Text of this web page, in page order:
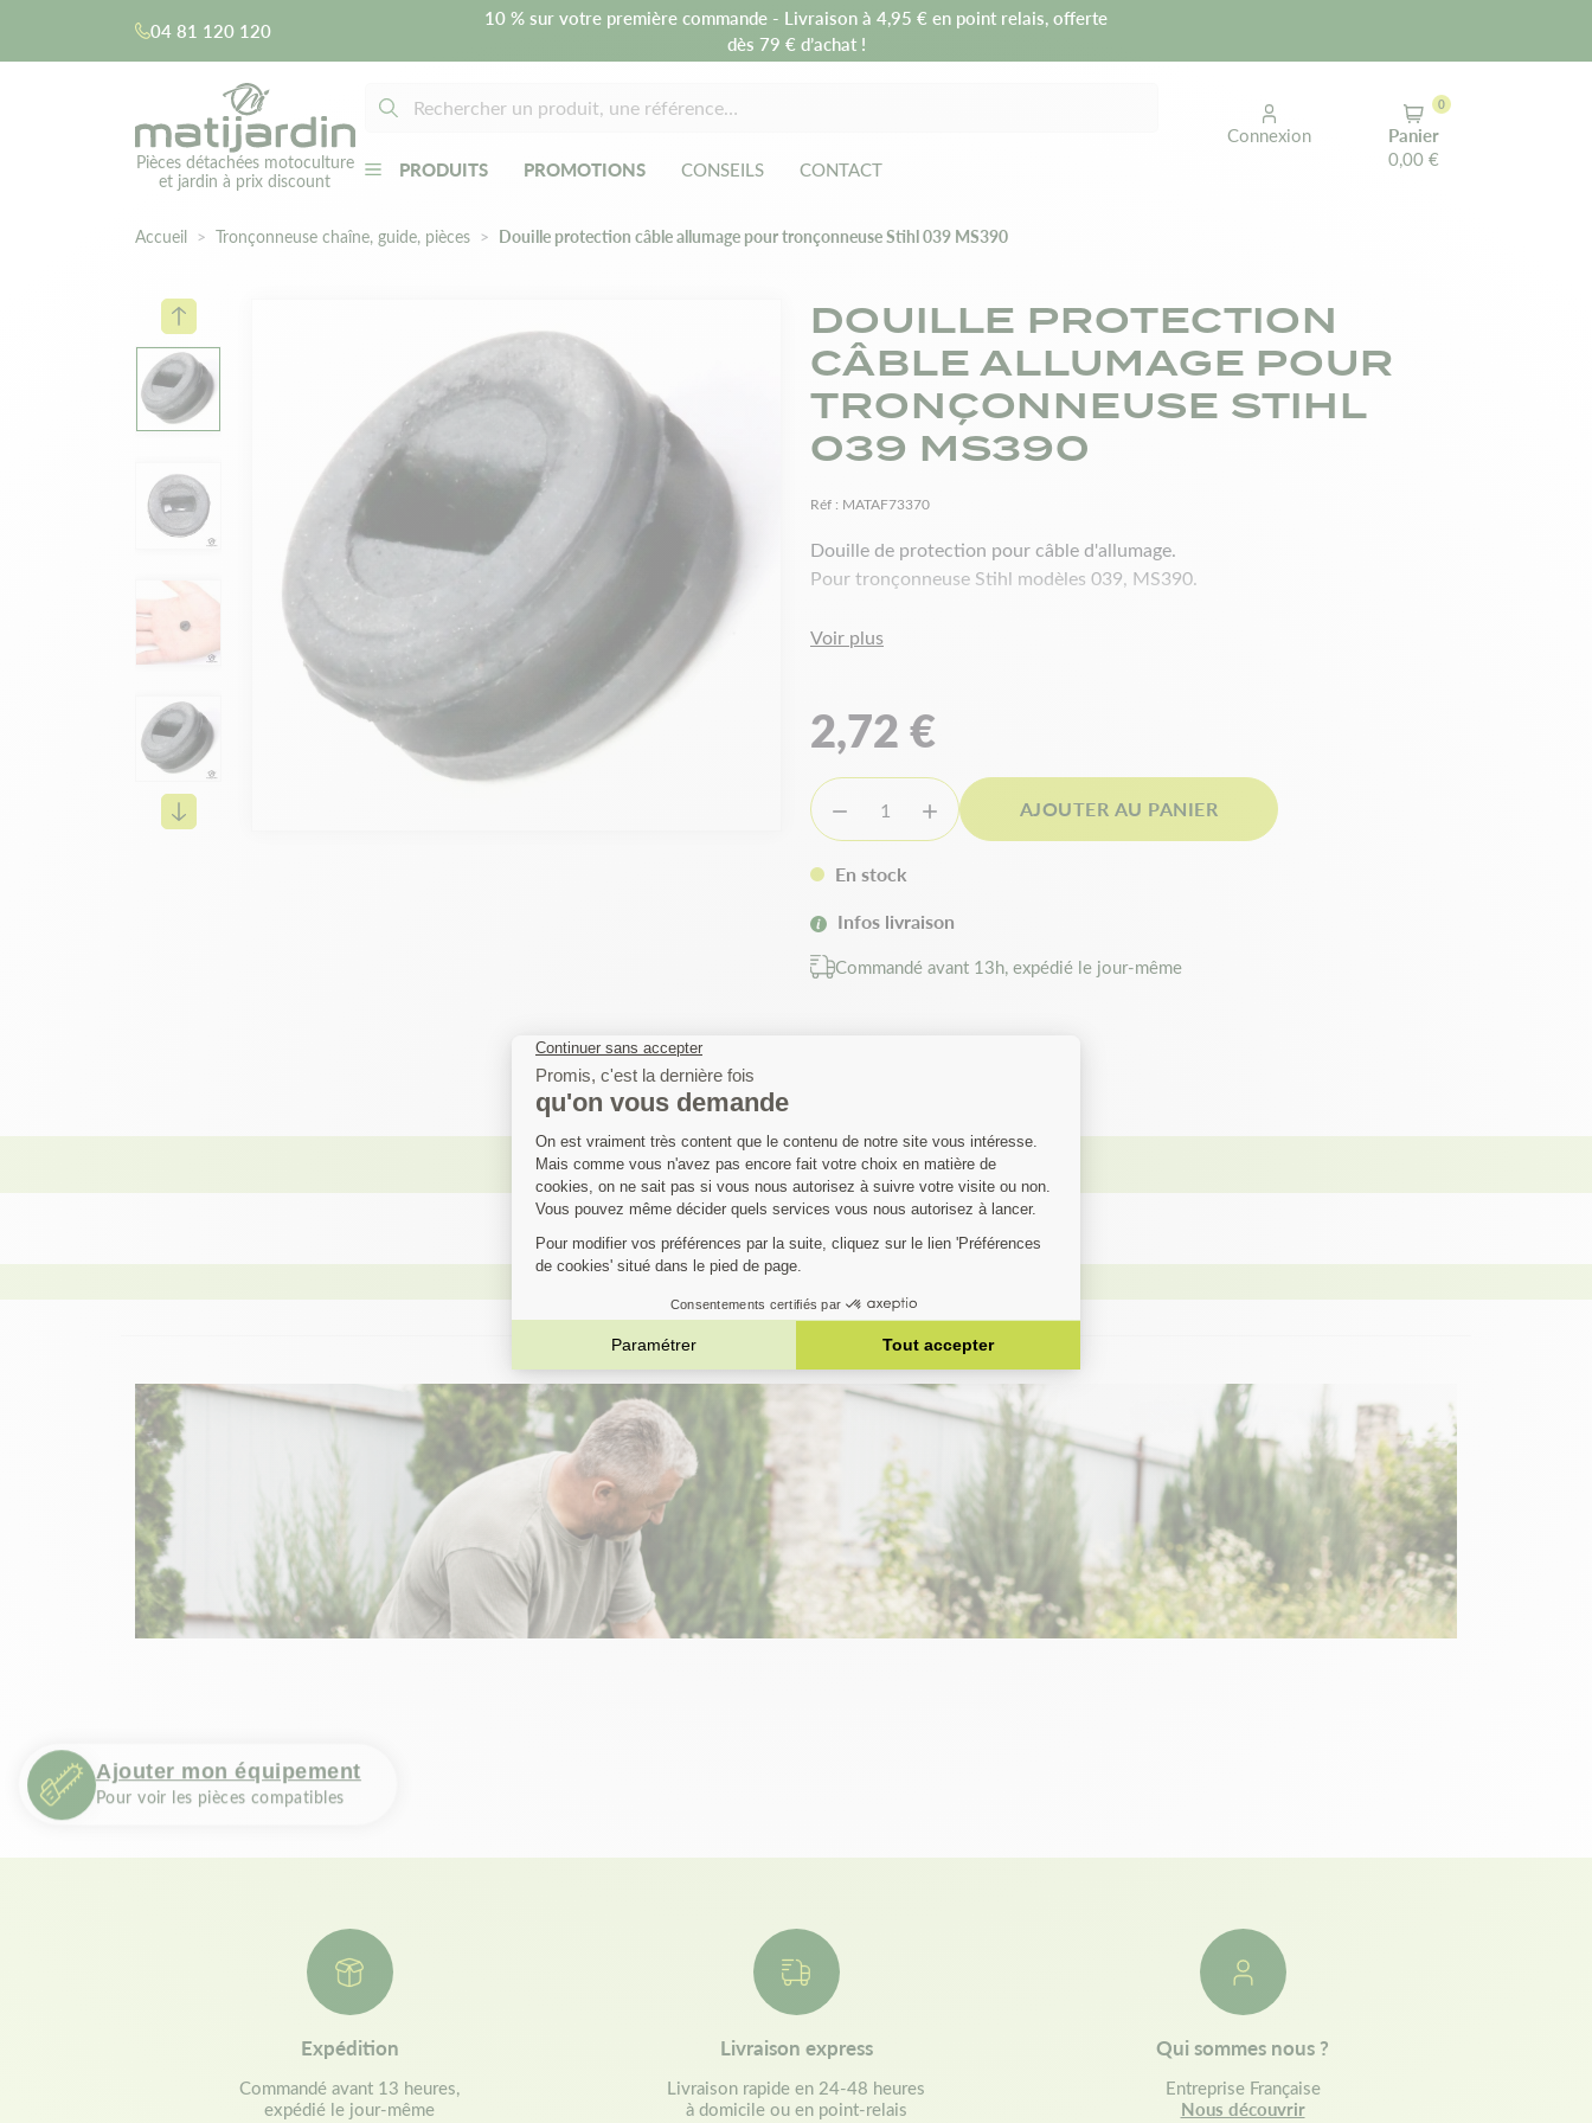
04 81 120 120
10 % sur votre première commande - Livraison à 4,95 € en point relais, offerte
dès 79 € d’achat !
Pièces détachées motoculture
et jardin à prix discount
PRODUITS PROMOTIONS CONSEILS CONTACT
Connexion
Panier
0,00 €
0
Ajouter mon équipement
Pour voir les pièces compatibles
Accueil Tronçonneuse chaîne, guide, pièces Douille protection câble allumage pour tronçonneuse Stihl 039 MS390
DOUILLE PROTECTION
CÂBLE ALLUMAGE POUR
TRONÇONNEUSE STIHL
039 MS390
Réf : MATAF73370
Douille de protection pour câble d'allumage.
Pour tronçonneuse Stihl modèles 039, MS390.
Voir plus
2,72 €
  AJOUTER AU PANIER
En stock
Infos livraison
Commandé avant 13h, expédié le jour-même
Avis clients
Expédition
Commandé avant 13 heures,
expédié le jour-même
Livraison express
Livraison rapide en 24-48 heures
à domicile ou en point-relais
Qui sommes nous ?
Entreprise Française
Nous découvrir